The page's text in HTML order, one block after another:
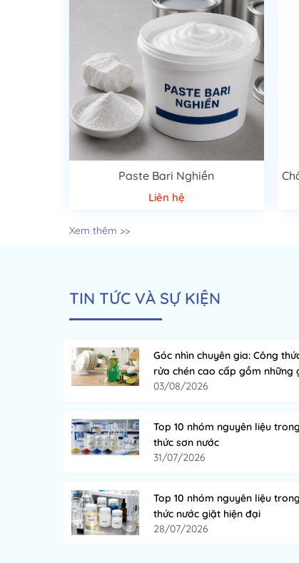
Paste Bari Nghiền
Liên hệ
Xem thêm >>
TIN TỨC VÀ SỰ KIỆN
Góc nhìn chuyên gia: Công
rửa chén cao cấp gồm những
03/08/2026
Top 10 nhóm nguyên liệu
thức sơn nước
31/07/2026
Top 10 nhóm nguyên liệu
thức nước giặt hiện đại
28/07/2026